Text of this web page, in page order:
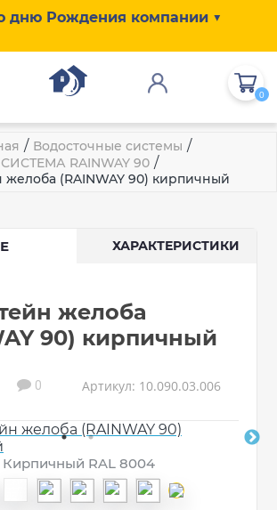
дню Рождения компании ▼
0
/ Водосточные системы /
СИСТЕМА RAINWAY 90 /
(RAINWAY 90) кирпичный
ХАРАКТЕРИСТИКИ
желоба
90) кирпичный
0 Артикул: 10.090.03.006
Кирпичный RAL 8004